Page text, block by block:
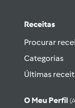
Receitas
Procurar
Categorias
Últimas
O Meu Perfil